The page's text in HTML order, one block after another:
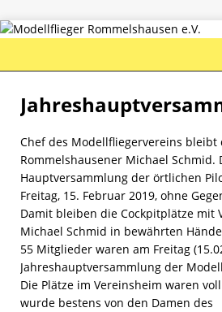
Chef des Modellfliegervereins bleibt
Rommelshausener Michael Schmid.
Hauptversammlung der örtlichen
Freitag, 15. Februar 2019, ohne
Damit bleiben die Cockpitplätze mit
Michael Schmid in bewährten
55 Mitglieder waren am Freitag
Jahreshauptversammlung der
Die Plätze im Vereinsheim waren
wurde bestens von den Damen des